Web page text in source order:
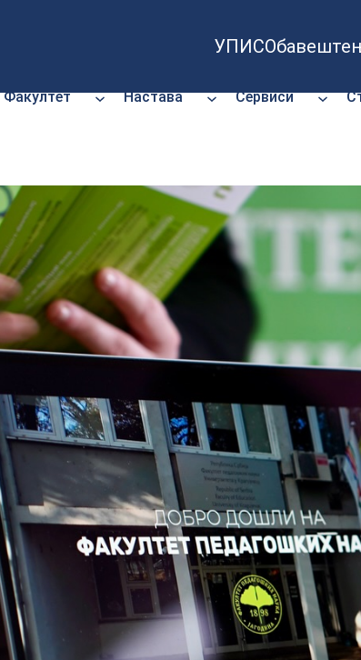
УПИС
Факултет Настава Сервиси